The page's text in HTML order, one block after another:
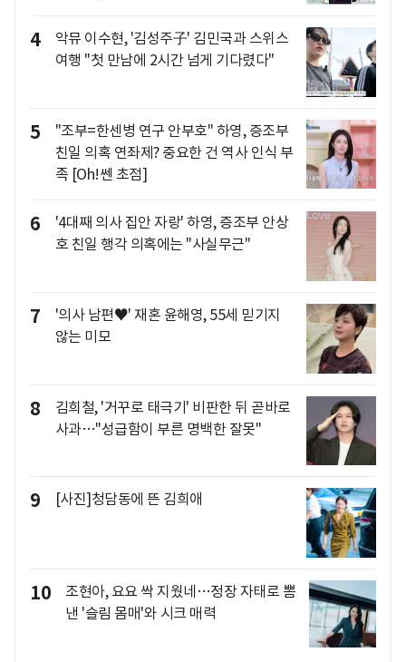
4
악뮤 이수현, '김성주子' 김민국과 스위스
여행 "첫 만남에 2시간 넘게 기다렸다"
5
"조부=한센병 연구 안부호" 하영, 증조부
친일 의혹 연좌제? 중요한 건 역사 인식 부
족 [Oh!쎈 초점]
6
'4대째 의사 집안 자랑' 하영, 증조부 안상
호 친일 행각 의혹에는 "사실무근"
7
'의사 남편♥' 재혼 윤해영, 55세 믿기지
않는 미모
8
김희철, '거꾸로 태극기' 비판한 뒤 곧바로
사과…"성급함이 부른 명백한 잘못"
9 [사진]청담동에 뜬 김희애
10
조현아, 요요 싹 지웠네…정장 자태로 뽐
낸 '슬림 몸매'와 시크 매력